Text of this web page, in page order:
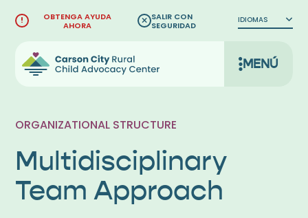
OBTENGA AYUDA
AHORA
SALIR CON
SEGURIDAD
IDIOMAS
MENÚ
ORGANIZATIONAL STRUCTURE
Multidisciplinary
Team Approach